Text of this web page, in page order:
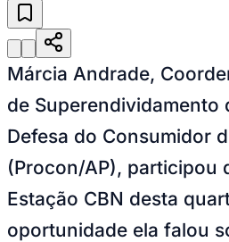
Márcia Andrade,
de Superendividamento
Defesa do Consumidor
(Procon/AP), participou
Estação CBN desta
oportunidade ela falou